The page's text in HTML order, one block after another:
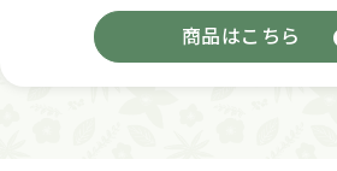
商品はこちら